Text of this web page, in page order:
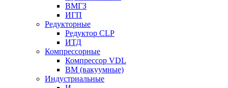
ВМГЗ
ИГП
Редукторные
Редуктор CLP
ИТД
Компрессорные
Компрессор VDL
ВМ (вакуумные)
Индустриальные